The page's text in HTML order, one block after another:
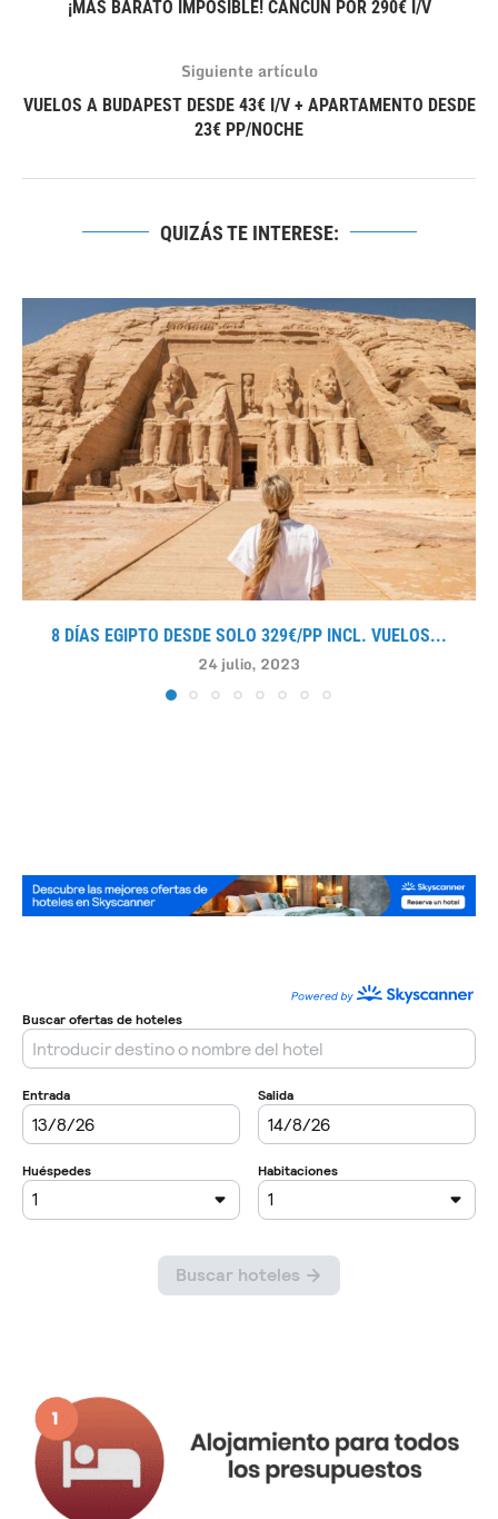
¡MÁS BARATO IMPOSIBLE! CANCÚN POR 290€ I/V
Siguiente artículo
VUELOS A BUDAPEST DESDE 43€ I/V + APARTAMENTO DESDE
23€ PP/NOCHE
QUIZÁS TE INTERESE:
8 DÍAS EGIPTO DESDE SOLO 329€/PP INCL. VUELOS...
24 julio, 2023